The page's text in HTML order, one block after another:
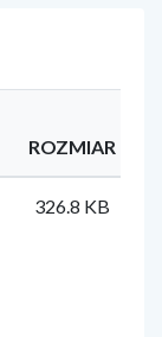
ROZMIAR
326.8 KB